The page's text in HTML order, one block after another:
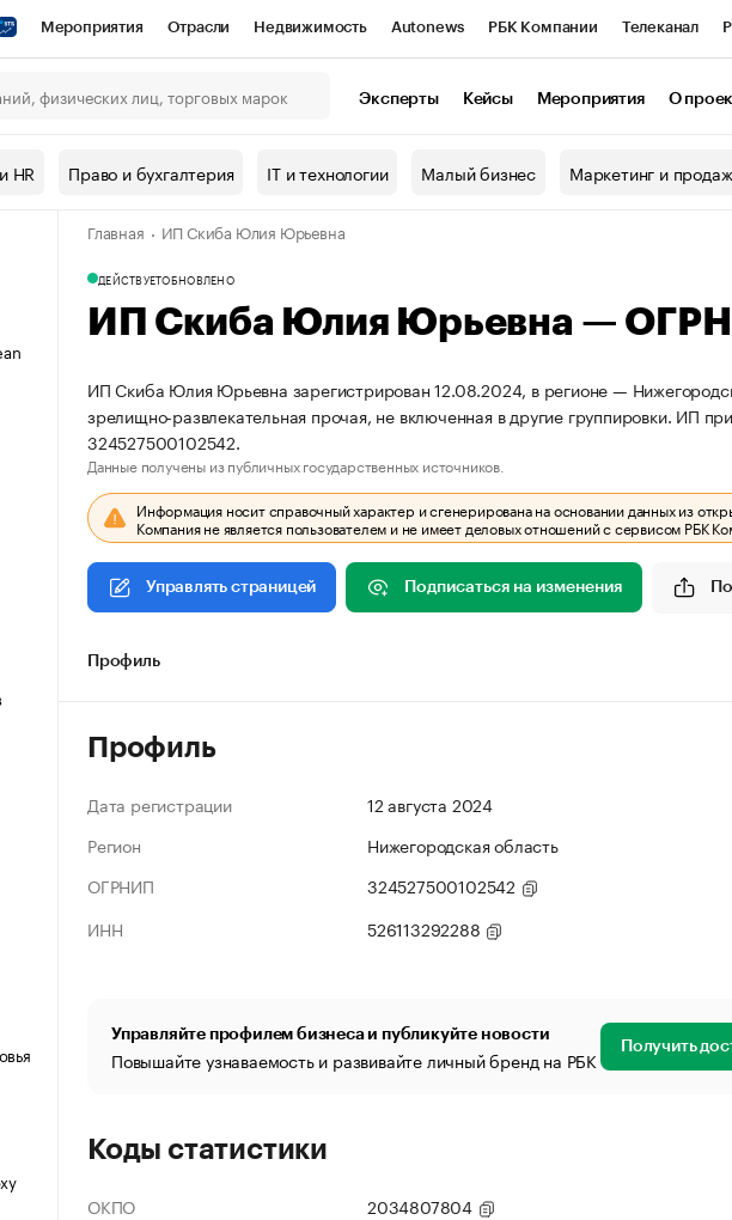
Мероприятия Отрасли Недвижимость Autonews РБК Компании Телеканал
СПб Спецпроекты Проверка контрагентов
Рынок наличной валюты
Эксперты Кейсы Мероприятия О
HR Право и бухгалтерия IT и технологии Малый бизнес Маркетинг и
Главная ИП Скиба Юлия Юрьевна
ДЕЙСТВУЕТОБНОВЛЕНО
ИП Скиба Юлия Юрьевна —
ИП Скиба Юлия Юрьевна зарегистрирован 12.08.2024, в регионе —
зрелищно-развлекательная прочая, не включенная в другие группировки. ИП
324527500102542.
Данные получены из публичных государственных источников.
Информация носит справочный характер и сгенерирована на основании данных из
Компания не является пользователем и не имеет деловых отношений с сервисом РБК
Управлять страницей Подписаться на изменения
Профиль
Профиль
Дата регистрации
12 августа 2024
Регион
Нижегородская область
ОГРНИП
324527500102542
ИНН
526113292288
Управляйте профилем бизнеса и публикуйте новости
Повышайте узнаваемость и развивайте личный бренд на РБК Получить
Коды статистики
ОКПО
2034807804